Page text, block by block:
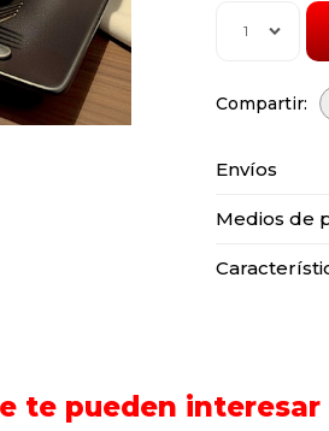
1
Envíos
Medios de
te pueden interesar